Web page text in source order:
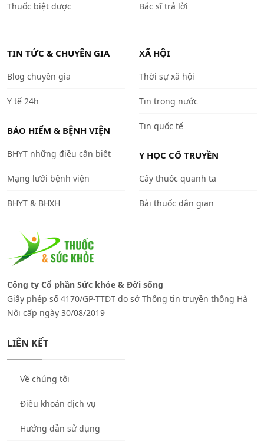
Thuốc biệt dược Bác sĩ trả lời
TIN TỨC & CHUYÊN GIA
Blog chuyên gia
Y tế 24h
BẢO HIỂM & BỆNH VIỆN
BHYT những điều cần biết
Mạng lưới bệnh viện
BHYT & BHXH
XÃ HỘI
Thời sự xã hội
Tin trong nước
Tin quốc tế
Y HỌC CỔ TRUYỀN
Cây thuốc quanh ta
Bài thuốc dân gian
Công ty Cổ phần Sức khỏe & Đời sống
Giấy phép số 4170/GP-TTDT do sở Thông tin truyền thông Hà
Nội cấp ngày 30/08/2019
LIÊN KẾT
Về chúng tôi
Điều khoản dịch vụ
Hướng dẫn sử dụng